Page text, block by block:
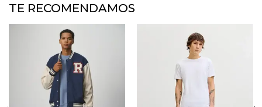
TE RECOMENDAMOS